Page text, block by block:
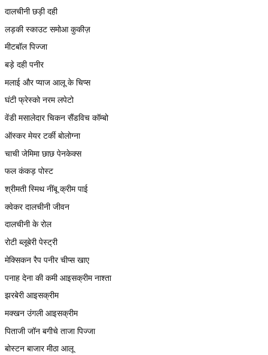
दालचीनी छड़ी दही
लड़की स्काउट समोआ कुकीज़
मीटबॉल पिज्जा
बड़े दही पनीर
मलाई और प्याज आलू के चिप्स
घंटी फ्रेस्को नरम लपेटो
वेंडी मसालेदार चिकन सैंडविच कॉम्बो
ऑस्कर मेयर टर्की बोलोग्ना
चाची जेमिमा छाछ पेनकेक्स
फल कंकड़ पोस्ट
श्रीमती स्मिथ नींबू क्रीम पाई
क्वेकर दालचीनी जीवन
दालचीनी के रोल
रोटी ब्लूबेरी पेस्ट्री
मेक्सिकन रैप पनीर चीप्स खाए
पनाह देना की कमी आइसक्रीम नाश्ता
झरबेरी आइसक्रीम
मक्खन उंगली आइसक्रीम
पिताजी जॉन बगीचे ताजा पिज्जा
बोस्टन बाजार मीठा आलू